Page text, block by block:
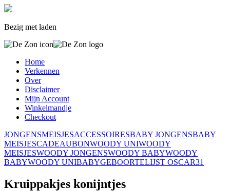
Bezig met laden
Home
Verkennen
Over
Disclaimer
Mijn Account
Winkelmandje
Checkout
JONGENSMEISJESACCESSOIRESBABY JONGENSBABY
MEISJESCADEAUBONWOODY UNIWOODY
MEISJESWOODY JONGENSWOODY BABYWOODY
BABYWOODY UNIBABYGEBOORTELIJST OSCAR31
Kruippakjes konijntjes